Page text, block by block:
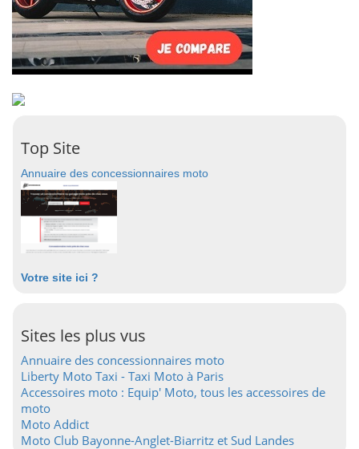
Top Site
Annuaire des concessionnaires moto
Votre site ici ?
Sites les plus vus
Annuaire des concessionnaires moto
Liberty Moto Taxi - Taxi Moto à Paris
Accessoires moto : Equip' Moto, tous les accessoires de
moto
Moto Addict
Moto Club Bayonne-Anglet-Biarritz et Sud Landes